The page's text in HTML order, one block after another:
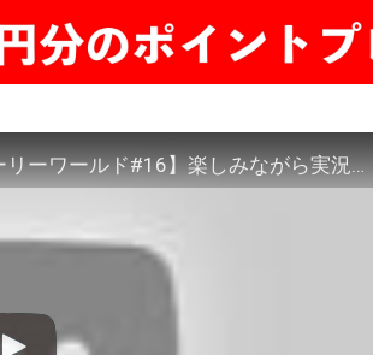
【スーパーマリオ３Ｄワールド＋フューリーワールド#16】楽しみながら実況プレイ！WORLD４ボス